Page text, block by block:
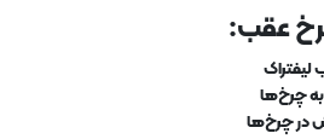
به چرخ‌ها
در چرخ‌ها